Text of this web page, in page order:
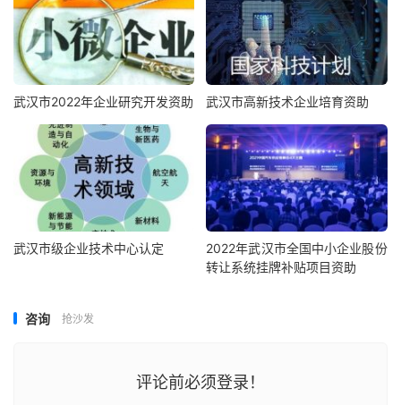
武汉市2022年企业研究开发资助 武汉市高新技术企业培育资助
武汉市级企业技术中心认定
2022年武汉市全国中小企业股份
转让系统挂牌补贴项目资助
咨询 抢沙发
评论前必须登录！